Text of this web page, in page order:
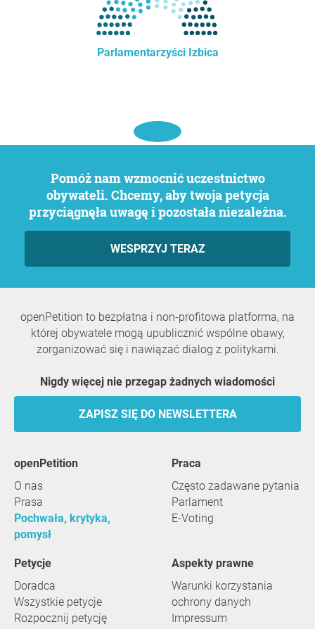
Parlamentarzyści Izbica
Pomóż nam wzmocnić uczestnictwo
obywateli. Chcemy, aby twoja petycja
przyciągnęła uwagę i pozostała niezależna.
WESPRZYJ TERAZ
openPetition to bezpłatna i non-profitowa platforma, na
której obywatele mogą upublicznić wspólne obawy,
zorganizować się i nawiązać dialog z politykami.
Nigdy więcej nie przegap żadnych wiadomości
ZAPISZ SIĘ DO NEWSLETTERA
openPetition
O nas
Prasa
Pochwała, krytyka,
pomysł
praca
Często zadawane pytania
Parlament
E-Voting
Petycje
Doradca
Wszystkie petycje
Rozpocznij petycję
Aspekty prawne
Warunki korzystania
ochrony danych
Impressum